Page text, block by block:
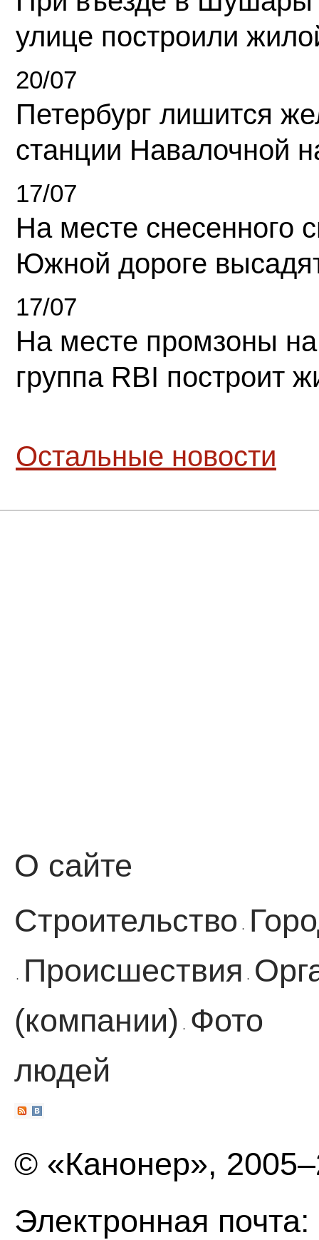
улице построили
20/07
Петербург лишится
станции Навалочной
17/07
На месте снесенного
Южной дороге
17/07
На месте промзоны
группа RBI построит
Остальные новости
О сайте
Строительство ·
· Происшествия ·
(компании)
·
Фото
людей
© «Канонер»,
Электронная почта: